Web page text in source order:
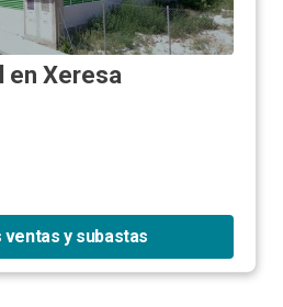
en Xeresa
y subastas